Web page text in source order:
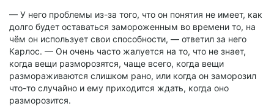
— У него проблемы из-за того, что он понятия не имеет, как
долго будет оставаться замороженным во времени то, на
чём он использует свои способности, — ответил за него
Карлос. — Он очень часто жалуется на то, что не знает,
когда вещи разморозятся, чаще всего, когда вещи
размораживаются слишком рано, или когда он заморозил
что-то случайно и ему приходится ждать, когда оно
разморозится.